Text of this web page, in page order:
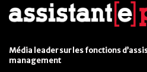
Média leader sur les fonctions
management